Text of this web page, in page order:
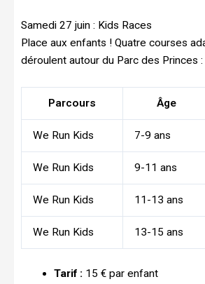
Samedi 27 juin : Kids Races
Place aux enfants ! Quatre courses
déroulent autour du Parc des Princes :
Parcours Âge
We Run Kids 7-9 ans
We Run Kids 9-11 ans
We Run Kids 11-13 ans
We Run Kids 13-15 ans
Tarif : 15 € par enfant